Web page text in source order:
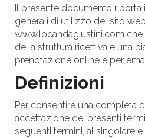
Il presente documento riporta
generali di utilizzo del sito web
www.locandagiustini.com che
della struttura ricettiva e una
prenotazione online e per
Definizioni
Per consentire una completa
accettazione dei presenti
seguenti termini, al singolare